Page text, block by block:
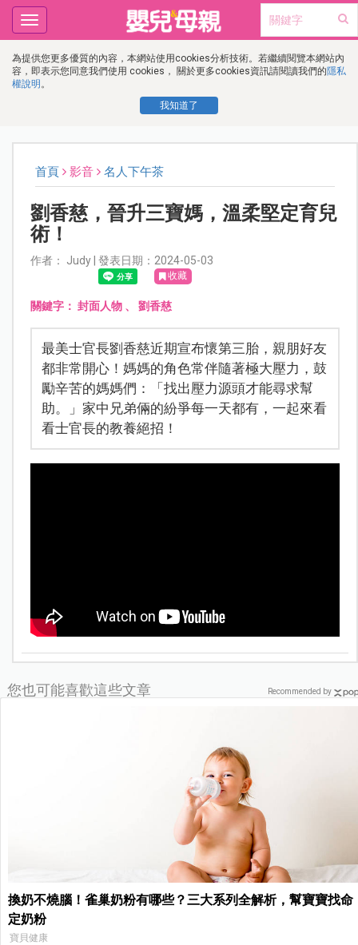
為提供您更多優質的內容，本網站使用cookies分析技術。若繼續閱覽本網站內
容，即表示您同意我們使用 cookies， 關於更多cookies資訊請閱讀我們的隱私
權說明 。
我知道了
Toggle
navigation
首頁 影音 名人下午茶
劉香慈，晉升三寶媽，溫柔堅定育兒
術！
作者： Judy | 發表日期：2024-05-03
收藏
關鍵字： 封面人物、 劉香慈
最美士官長劉香慈近期宣布懷第三胎，親朋好友
都非常開心！媽媽的角色常伴隨著極大壓力，鼓
勵辛苦的媽媽們：「找出壓力源頭才能尋求幫
助。」家中兄弟倆的紛爭每一天都有，一起來看
看士官長的教養絕招！
您也可能喜歡這些文章
換奶不燒腦！雀巢奶粉有哪些？三大系列全解析，幫寶寶找命
定奶粉
寶貝健康
Recommended by